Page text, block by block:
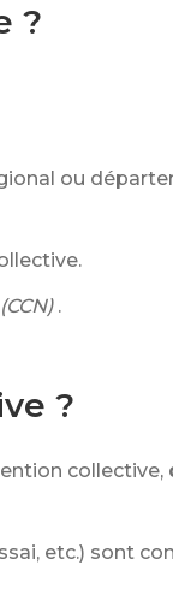
?
ou
.
?
collective,
etc.) sont